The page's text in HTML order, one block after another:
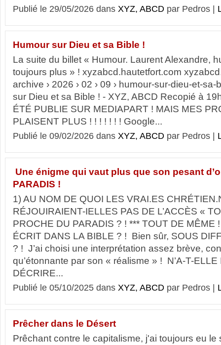
Publié le 29/05/2026 dans XYZ, ABCD par Pedros |
Humour sur Dieu et sa Bible !
La suite du billet « Humour. Laurent Alexandre,
toujours plus » ! xyzabcd.hautetfort.com
archive › 2026 › 02 › 09 › humour-sur-dieu-et-
sur Dieu et sa Bible ! - XYZ, ABCD Recopié à
ÉTÉ PUBLIE SUR MEDIAPART ! MAIS MES
PLAISENT PLUS ! ! ! ! ! ! ! Google...
Publié le 09/02/2026 dans XYZ, ABCD par Pedros |
Une énigme qui vaut plus que son pesant
PARADIS !
1) AU NOM DE QUOI LES VRAI.ES
RÉJOUIRAIENT-IELLES PAS DE L’ACCÈS «
PROCHE DU PARADIS ? ! *** TOUT DE MÊME !
ÉCRIT DANS LA BIBLE ? ! Bien sûr, SOUS
? ! J’ai choisi une interprétation assez brève,
qu’étonnante par son « réalisme » ! N’A-T-
DÉCRIRE...
Publié le 05/10/2025 dans XYZ, ABCD par Pedros |
Prêcher dans le Désert
Prêchant contre le capitalisme, j'ai toujours eu le